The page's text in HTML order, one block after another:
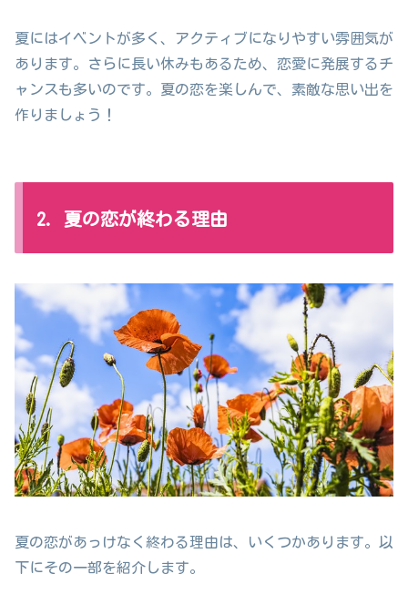
夏にはイベントが多く、アクティブになりやすい雰囲気が
あります。さらに長い休みもあるため、恋愛に発展するチ
ャンスも多いのです。夏の恋を楽しんで、素敵な思い出を
作りましょう！
2. 夏の恋が終わる理由
夏の恋があっけなく終わる理由は、いくつかあります。以
下にその一部を紹介します。